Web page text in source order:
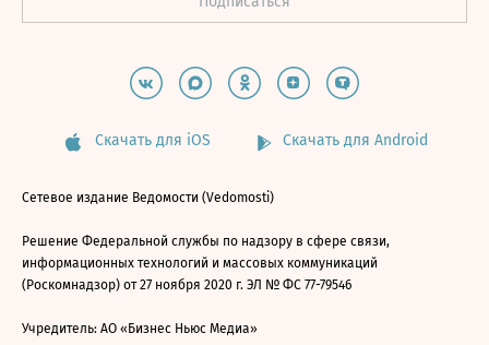
Скачать для iOS Скачать для Android
Сетевое издание Ведомости (Vedomosti)
Решение Федеральной службы по надзору в сфере связи,
информационных технологий и массовых коммуникаций
(Роскомнадзор) от 27 ноября 2020 г. ЭЛ № ФС 77-79546
Учредитель: АО «Бизнес Ньюс Медиа»